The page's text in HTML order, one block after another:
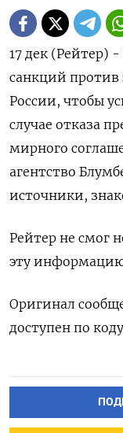
17 дек (Рейтер)
санкций против
России, чтобы
случае отказа
мирного
агентство
источники,
Рейтер не смог
эту
Оригинал
доступен по